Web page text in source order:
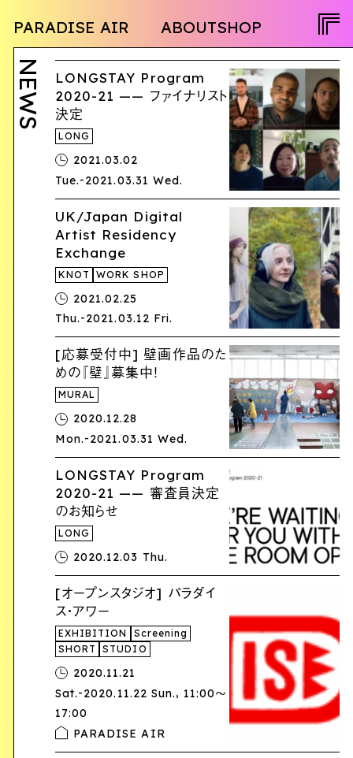
PARADISE AIR ABOUTSHOP
NEWSPROGRAMOPENCALLACTIVITYPEOPLE TWITTER
FACEBOOK
INSTAGRAM
EN
NEWS
LONGSTAY Program
2020-21 —— ファイナリスト
決定
LONG
2021.03.02
Tue.-2021.03.31 Wed.
UK/Japan Digital
Artist Residency
Exchange
KNOT WORK SHOP
2021.02.25
Thu.-2021.03.12 Fri.
[応募受付中] 壁画作品のた
めの『壁』募集中！
MURAL
2020.12.28
Mon.-2021.03.31 Wed.
LONGSTAY Program
2020-21 —— 審査員決定
のお知らせ
LONG
2020.12.03 Thu.
[オープンスタジオ] パラダイ
ス・アワー
EXHIBITION
Screening
SHORT
STUDIO
2020.11.21
Sat.-2020.11.22 Sun., 11:00〜
17:00
PARADISE AIR